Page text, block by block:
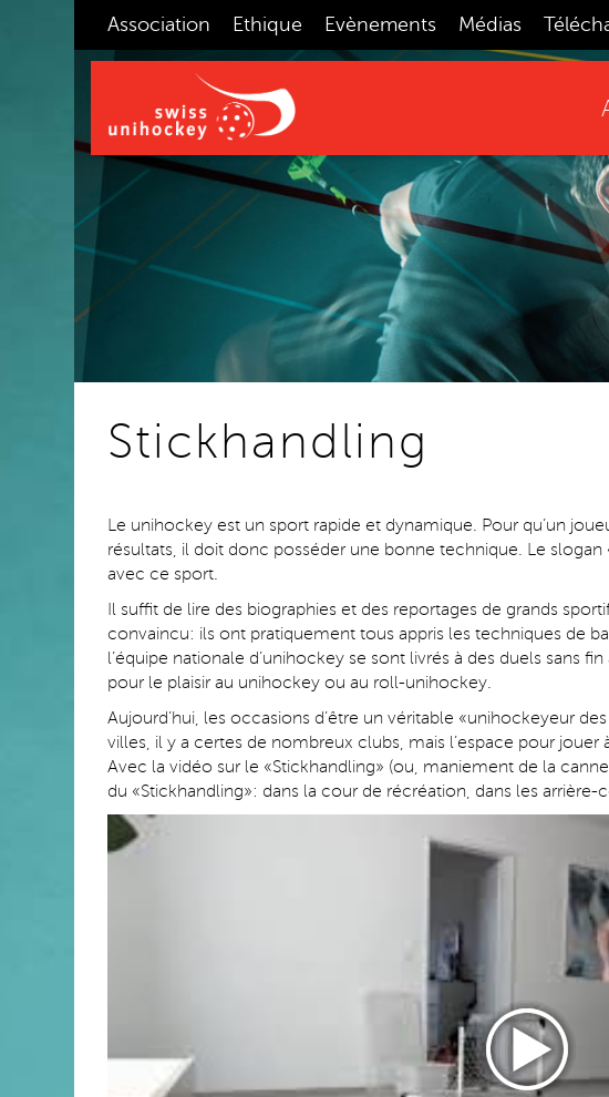
Association Ethique Evènements Médias
Stickhandling
Le unihockey est un sport rapide et dynamique. Pour qu’un
résultats, il doit donc posséder une bonne technique. Le slogan
avec ce sport.
Il suffit de lire des biographies et des reportages de grands
convaincu: ils ont pratiquement tous appris les techniques de
l’équipe nationale d’unihockey se sont livrés à des duels sans
pour le plaisir au unihockey ou au roll-unihockey.
Aujourd’hui, les occasions d’être un véritable «unihockeyeur
villes, il y a certes de nombreux clubs, mais l’espace pour
Avec la vidéo sur le «Stickhandling» (ou, maniement de la
du «Stickhandling»: dans la cour de récréation, dans les